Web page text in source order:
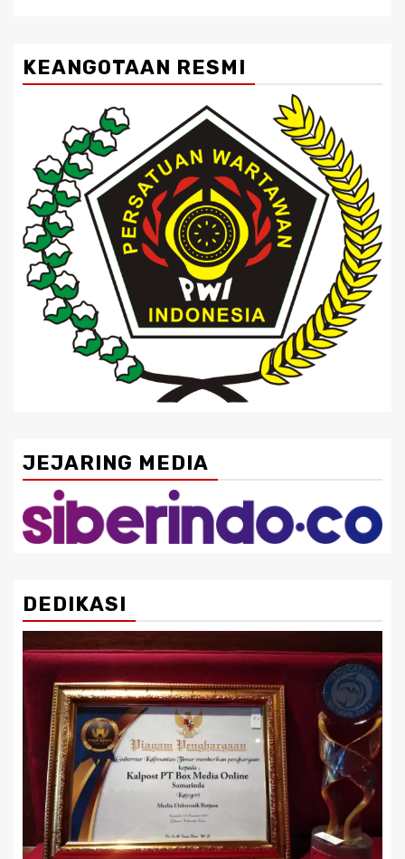
KEANGOTAAN RESMI
JEJARING MEDIA
DEDIKASI